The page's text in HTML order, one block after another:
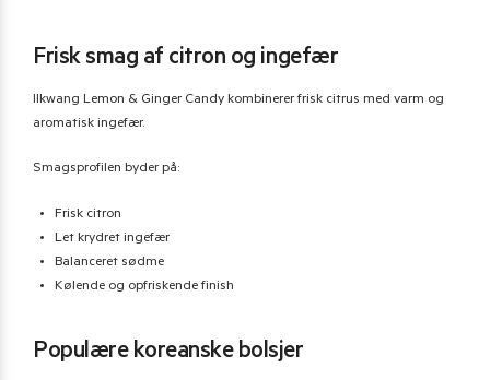
Frisk smag af citron og ingefær
Ilkwang Lemon & Ginger Candy kombinerer frisk citrus med varm og
aromatisk ingefær.
Smagsprofilen byder på:
Frisk citron
Let krydret ingefær
Balanceret sødme
Kølende og opfriskende finish
Populære koreanske bolsjer